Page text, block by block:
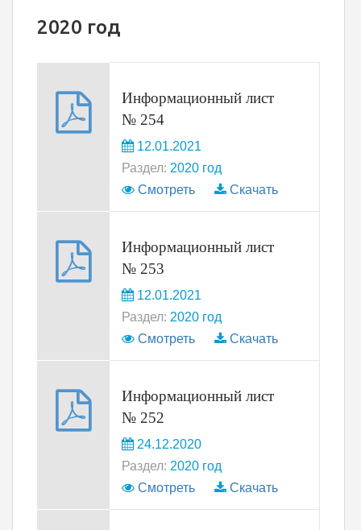
2020 год
Информационный лист
№ 254
12.01.2021
Раздел: 2020 год
Смотреть
Скачать
Информационный лист
№ 253
12.01.2021
Раздел: 2020 год
Смотреть
Скачать
Информационный лист
№ 252
24.12.2020
Раздел: 2020 год
Смотреть
Скачать